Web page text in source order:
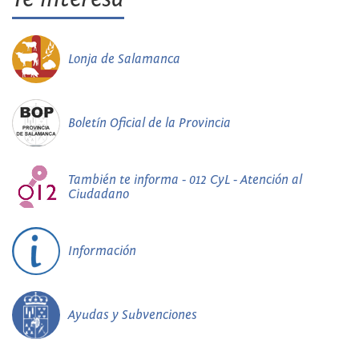
Lonja de Salamanca
Boletín Oficial de la Provincia
También te informa - 012 CyL - Atención al
Ciudadano
Información
Ayudas y Subvenciones